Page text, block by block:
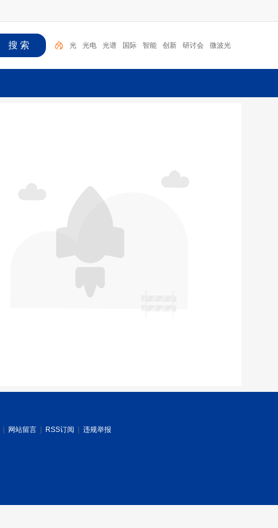
光 光电 光谱 国际 智能 创新 研讨会 微波光
子 海 光学
网站留言 RSS订阅 违规举报